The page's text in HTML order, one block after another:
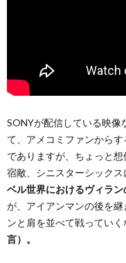
SONYが配信している映像
て、アメコミファンから
でありますが、ちょっと
宿敵、シニスターシック
ベル世界におけるヴィラン
が、アイアンマンの後を
ンと肩を並べて戦っていく
言）。